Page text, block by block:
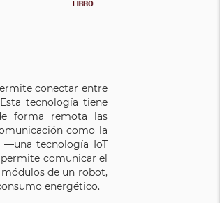
conectar entre
tecnología tiene
forma remota las
como la
—una tecnología IoT
comunicar el
de un robot,
energético.